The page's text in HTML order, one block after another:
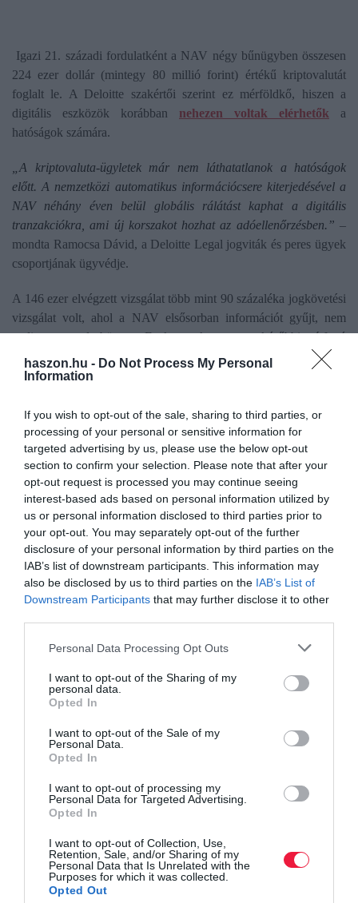
haszon.hu - Do Not Process My Personal
Information
If you wish to opt-out of the sale, sharing to third parties, or
processing of your personal or sensitive information for
targeted advertising by us, please use the below opt-out
section to confirm your selection. Please note that after your
opt-out request is processed you may continue seeing
interest-based ads based on personal information utilized by
us or personal information disclosed to third parties prior to
your opt-out. You may separately opt-out of the further
disclosure of your personal information by third parties on the
IAB’s list of downstream participants. This information may
also be disclosed by us to third parties on the IAB’s List of
Downstream Participants that may further disclose it to other
Please note that this website/app uses one or more Google
not limited to your visit or usage behaviour. You may click to
grant or deny consent to Google and its third-party tags to
use your data for below specified purposes in below Google
consent section.
Personal Data Processing Opt Outs
I want to opt-out of the Sharing of my
personal data.
Opted In
I want to opt-out of the Sale of my
Personal Data.
Opted In
I want to opt-out of processing my
Personal Data for Targeted Advertising.
Opted In
I want to opt-out of Collection, Use,
Retention, Sale, and/or Sharing of my
Personal Data that Is Unrelated with the
Purposes for which it was collected.
Opted Out
Igazi 21. századi fordulatként a NAV négy bűnügyben összesen
224 ezer dollár (mintegy 80 millió forint) értékű kriptovalutát
foglalt le. A Deloitte szakértői szerint ez mérföldkő, hiszen a
digitális eszközök korábban nehezen voltak elérhetők a
hatóságok számára.
„A kriptovaluta-ügyletek már nem láthatatlanok a hatóságok
előtt. A nemzetközi automatikus információcsere kiterjedésével a
NAV néhány éven belül globális rálátást kaphat a digitális
tranzakciókra, ami új korszakot hozhat az adóellenőrzésben.” –
mondta Ramocsa Dávid, a Deloitte Legal jogviták és peres ügyek
csoportjának ügyvédje.
A 146 ezer elvégzett vizsgálat több mint 90 százaléka jogkövetési
vizsgálat volt, ahol a NAV elsősorban információt gyűjt, nem
pedig azonnal büntet. Ezek gyakran egy későbbi, átfogó
ellenőrzést készítenek elő. A hatóság megközelítése változik:
egyre inkább támogatja az adózókat, és önálló javításra ösztönöz.
viszont akár 200 százalékos bírságot is alkalmazhat.
A NAV szakmai teljesítményét jól mutatja, hogy elsőfokon az
ügyek 82 százalékát, a Kúria előtt pedig 77 százalékát nyerte
meg.Érdekes azonban, hogy a perköltségeknek csak 55, illetve
52 százalékát ítélték meg a hatóság javára – ami azt jelezheti,
hogy a nagyobb összegű vitákban az adózók érvelése is erősödik.
A fizetési nehézségek számottevően nőttek: 30 százalékkal több
részletfizetési, halasztási vagy mérséklési kérelmet nyújtottak be,
amiből összesen 133,2 milliárd forintnyi könnyítést engedélyezett
transzferárazással érintett multinacionális vállalatok,
adókedvezményeket igénybe vevők,
rendszeresen importáló cégek,
elektronikus kereskedelmi szereplők.
Magyarországon a korábbi bírósági döntések iránymutatásként
szolgálnak a későbbi hasonló ügyekben, ezért a NAV ezeket saját
eljárásai során is figyelembe veszi. Az adózók számára érdemes
felkészülni: a hasonló esetek tanulmányozása és a korai, proaktív
egyeztetés csökkentheti a vitás helyzetek kialakulásának
kockázatát.